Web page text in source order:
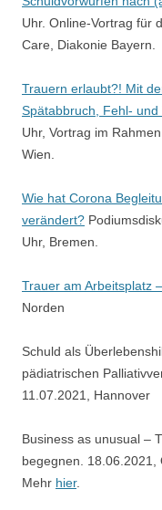
Uhr. Online-Vortrag für
Care, Diakonie Bayern.
Trauern erlaubt?! Mit
Spätabbruch, Fehl-
Uhr, Vortrag im
Wien.
Wie hat Corona
verändert?
Uhr, Bremen.
Trauer am Arbeitsplatz
Norden
Schuld als
pädiatrischen
11.07.2021, Hannover
Business as unusual –
begegnen. 18.06.2021,
Mehr hier.